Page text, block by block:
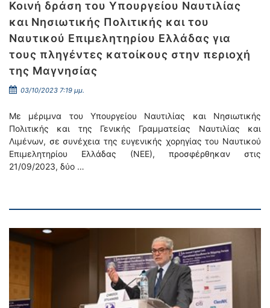
Κοινή δράση του Υπουργείου Ναυτιλίας
και Νησιωτικής Πολιτικής και του
Ναυτικού Επιμελητηρίου Ελλάδας για
τους πληγέντες κατοίκους στην περιοχή
της Μαγνησίας
03/10/2023 7:19 μμ.
Με μέριμνα του Υπουργείου Ναυτιλίας και Νησιωτικής
Πολιτικής και της Γενικής Γραμματείας Ναυτιλίας και
Λιμένων, σε συνέχεια της ευγενικής χορηγίας του Ναυτικού
Επιμελητηρίου Ελλάδας (ΝΕΕ), προσφέρθηκαν στις
21/09/2023, δύο …